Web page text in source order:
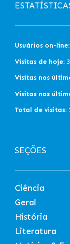
Usuários on-line:
Visitas de hoje:
Visitas nos
Visitas nos
Total de visitas:
SEÇÕES
Ciência
Geral
História
Literatura